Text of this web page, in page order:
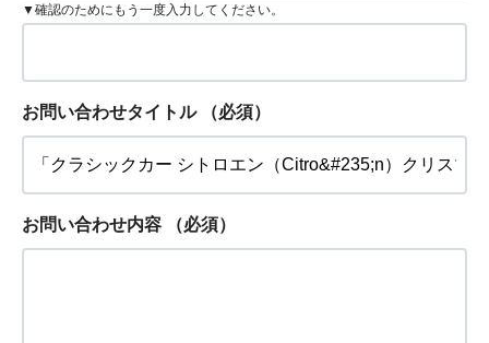
▼確認のためにもう一度入力してください。
お問い合わせタイトル （必須）
お問い合わせ内容 （必須）